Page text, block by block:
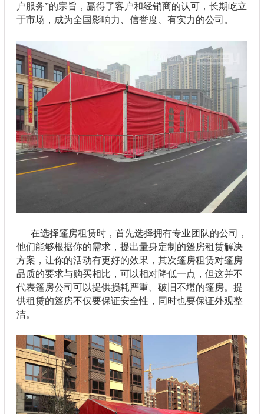
户服务”的宗旨，赢得了客户和经销商的认可，长期屹立
于市场，成为全国影响力、信誉度、有实力的公司。
在选择篷房租赁时，首先选择拥有专业团队的公司，
他们能够根据你的需求，提出量身定制的篷房租赁解决
方案，让你的活动有更好的效果，其次篷房租赁对篷房
品质的要求与购买相比，可以相对降低一点，但这并不
代表篷房公司可以提供损耗严重、破旧不堪的篷房。提
供租赁的篷房不仅要保证安全性，同时也要保证外观整
洁。